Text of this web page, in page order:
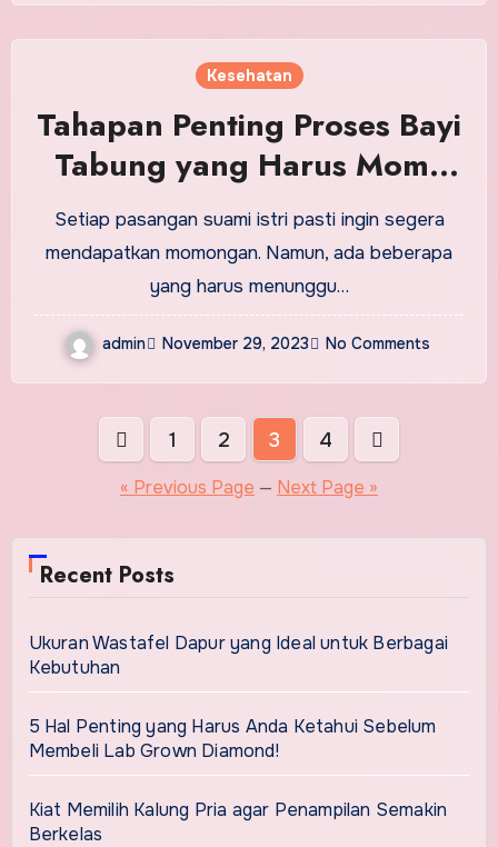
Kesehatan
Tahapan Penting Proses Bayi
Tabung yang Harus Moms
Ketahui
Setiap pasangan suami istri pasti ingin segera
mendapatkan momongan. Namun, ada beberapa
yang harus menunggu…
admin November 29, 2023 No Comments
pagination
1 2 3 4
« Previous Page — Next Page »
Recent Posts
Ukuran Wastafel Dapur yang Ideal untuk Berbagai
Kebutuhan
5 Hal Penting yang Harus Anda Ketahui Sebelum
Membeli Lab Grown Diamond!
Kiat Memilih Kalung Pria agar Penampilan Semakin
Berkelas